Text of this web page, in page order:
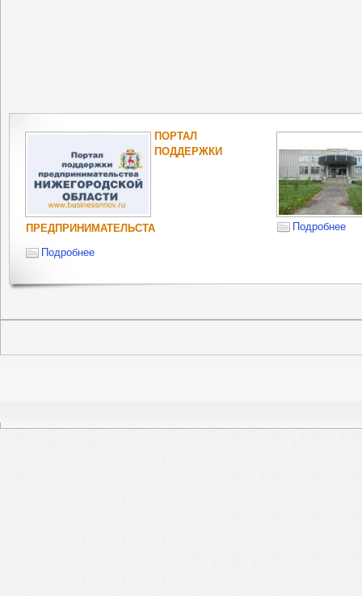
ПОРТАЛ
ПОДДЕРЖКИ
ПРЕДПРИНИМАТЕЛЬСТА
Подробнее
Подробнее